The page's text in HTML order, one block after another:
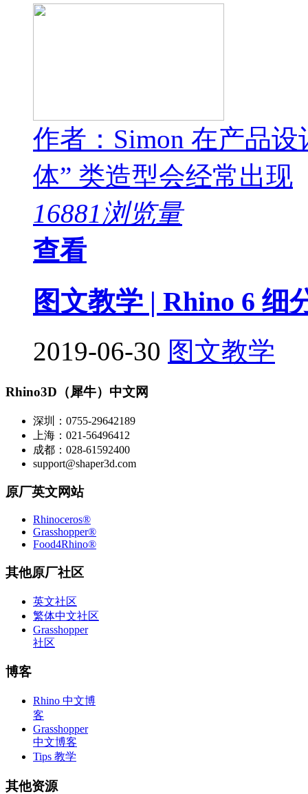
作者：Simon 在产品
体” 类造型会经常出现
16881浏览量
查看
图文教学 | Rhino 6
2019-06-30 图文教学
Rhino3D（犀牛）中文网
深圳：0755-29642189
上海：021-56496412
成都：028-61592400
support@shaper3d.com
原厂英文网站
Rhinoceros®
Grasshopper®
Food4Rhino®
其他原厂社区
英文社区
繁体中文社区
Grasshopper
社区
博客
Rhino 中文博
客
Grasshopper
中文博客
Tips 教学
其他资源